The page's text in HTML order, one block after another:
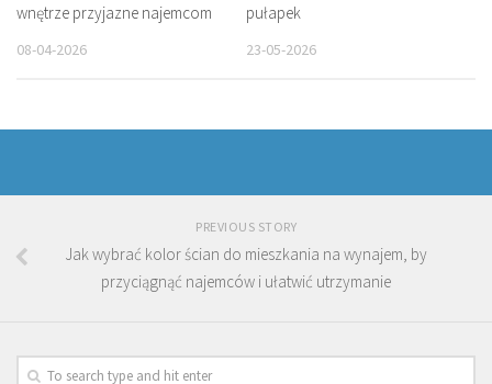
wnętrze przyjazne najemcom
08-04-2026
pułapek
23-05-2026
PREVIOUS STORY
Jak wybrać kolor ścian do mieszkania na wynajem, by
przyciągnąć najemców i ułatwić utrzymanie